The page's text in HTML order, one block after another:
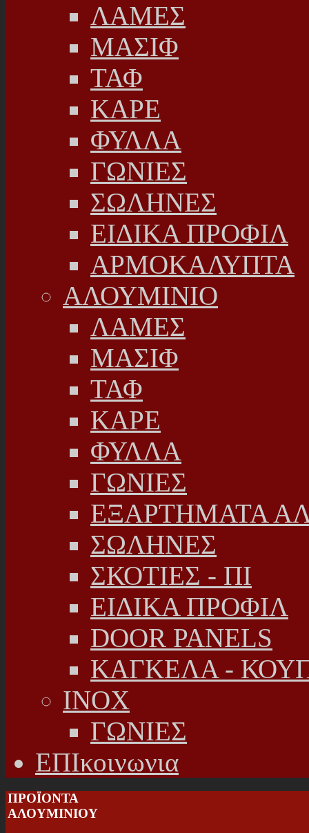
ΛΑΜΕΣ
ΜΑΣΙΦ
ΤΑΦ
ΚΑΡΕ
ΦΥΛΛΑ
ΓΩΝΙΕΣ
ΣΩΛΗΝΕΣ
ΕΙΔΙΚΑ ΠΡΟΦΙΛ
ΑΡΜΟΚΑΛΥΠΤΑ
ΑΛΟΥΜΙΝΙΟ
ΛΑΜΕΣ
ΜΑΣΙΦ
ΤΑΦ
ΚΑΡΕ
ΦΥΛΛΑ
ΓΩΝΙΕΣ
ΕΞΑΡΤΗΜΑΤΑ
ΣΩΛΗΝΕΣ
ΣΚΟΤΙΕΣ - ΠΙ
ΕΙΔΙΚΑ ΠΡΟΦΙΛ
DOOR PANELS
ΚΑΓΚΕΛΑ -
INOX
ΓΩΝΙΕΣ
ΕΠΙκοινωνια
ΠΡΟΪΟΝΤΑ
ΑΛΟΥΜΙΝΙΟΥ